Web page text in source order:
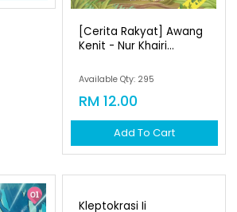
[cerita Rakyat] Awang
Kenit - Nur Khairi...
Available Qty: 295
RM 12.00
Add To Cart
Kleptokrasi Ii